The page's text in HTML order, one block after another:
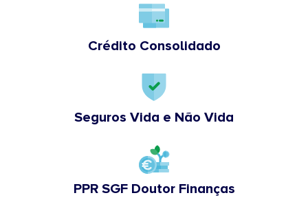
Crédito Consolidado
Seguros Vida e Não Vida
PPR SGF Doutor Finanças